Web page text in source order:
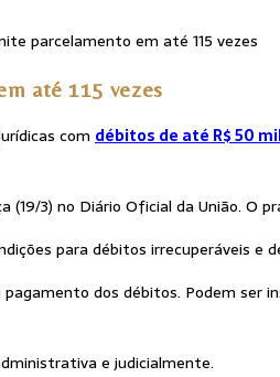
até 115 vezes
com débitos de até R$ 50
(19/3) no Diário Oficial da União. O
para débitos irrecuperáveis e
dos débitos. Podem
e judicialmente.